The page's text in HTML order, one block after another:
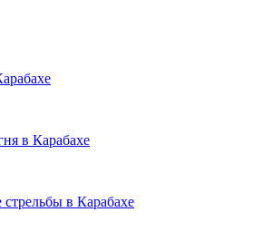
в Карабахе
в Карабахе